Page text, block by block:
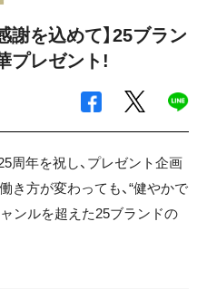
謝を込めて】25ブラン
プレゼント!
周年を祝し、プレゼント企画
き方が変わっても、“健やかで
ンルを超えた25ブランドの